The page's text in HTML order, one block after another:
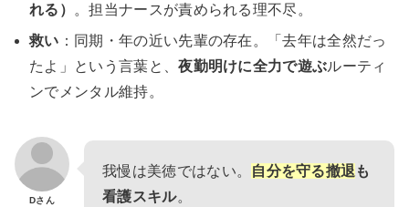
れる）
。担当ナースが責められる理不尽。
救い ：同期・年の近い先輩の存在。「去年は全然だっ
たよ」という言葉と、夜勤明けに全力で遊ぶルーティ
ンでメンタル維持。
Dさん
我慢は美徳ではない。 自分を守る撤退 も
看護スキル。